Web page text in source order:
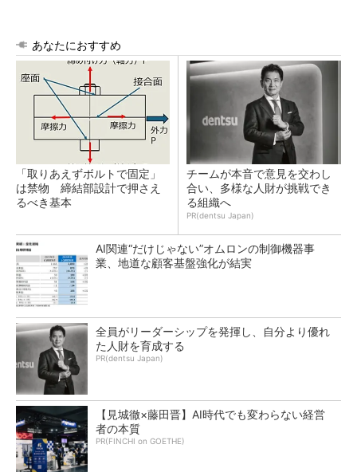
あなたにおすすめ
「取りあえずボルトで固定」
は禁物 締結部設計で押さえ
るべき基本
チームが本音で意見を交わし
合い、多様な人財が挑戦でき
る組織へ
PR(dentsu Japan)
AI関連“だけじゃない”オムロンの制御機器事
業、地道な顧客基盤強化が結実
全員がリーダーシップを発揮し、自分より優れ
た人財を育成する
PR(dentsu Japan)
【見城徹×藤田晋】AI時代でも変わらない経営
者の本質
PR(FINCHI on GOETHE)